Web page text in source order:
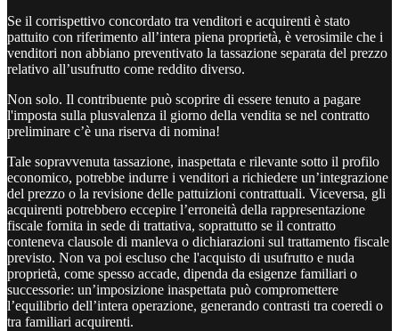
Se il corrispettivo concordato tra venditori e acquirenti è stato
pattuito con riferimento all’intera piena proprietà, è verosimile che i
venditori non abbiano preventivato la tassazione separata del prezzo
relativo all’usufrutto come reddito diverso.
Non solo. Il contribuente può scoprire di essere tenuto a pagare
l'imposta sulla plusvalenza il giorno della vendita se nel contratto
preliminare c’è una riserva di nomina!
Tale sopravvenuta tassazione, inaspettata e rilevante sotto il profilo
economico, potrebbe indurre i venditori a richiedere un’integrazione
del prezzo o la revisione delle pattuizioni contrattuali. Viceversa, gli
acquirenti potrebbero eccepire l’erroneità della rappresentazione
fiscale fornita in sede di trattativa, soprattutto se il contratto
conteneva clausole di manleva o dichiarazioni sul trattamento fiscale
previsto. Non va poi escluso che l'acquisto di usufrutto e nuda
proprietà, come spesso accade, dipenda da esigenze familiari o
successorie: un’imposizione inaspettata può compromettere
l’equilibrio dell’intera operazione, generando contrasti tra coeredi o
tra familiari acquirenti.